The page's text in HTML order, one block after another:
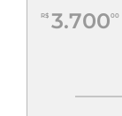
R$ 3.70000